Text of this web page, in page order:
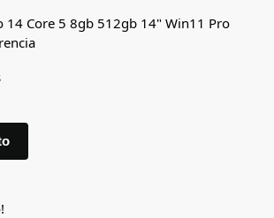
14 Core 5 8gb 512gb 14" Win11 Pro